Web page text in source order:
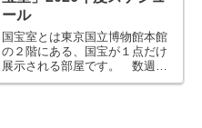
ール
国宝室とは東京国立博物館本館
の２階にある、国宝が１点だけ
展示される部屋です。 数週間
～１ヶ月ほどで展示替えがあ